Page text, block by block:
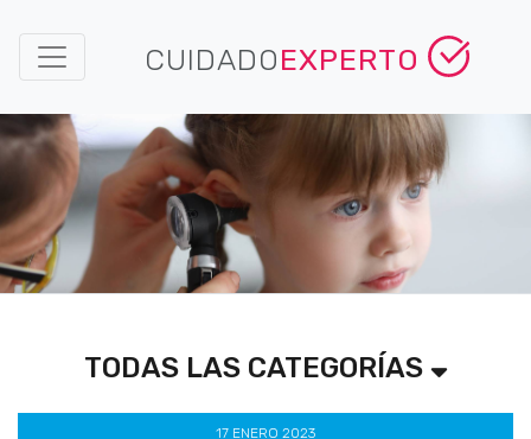
CUIDADOEXPERTO
TODAS LAS CATEGORÍAS
17 ENERO 2023